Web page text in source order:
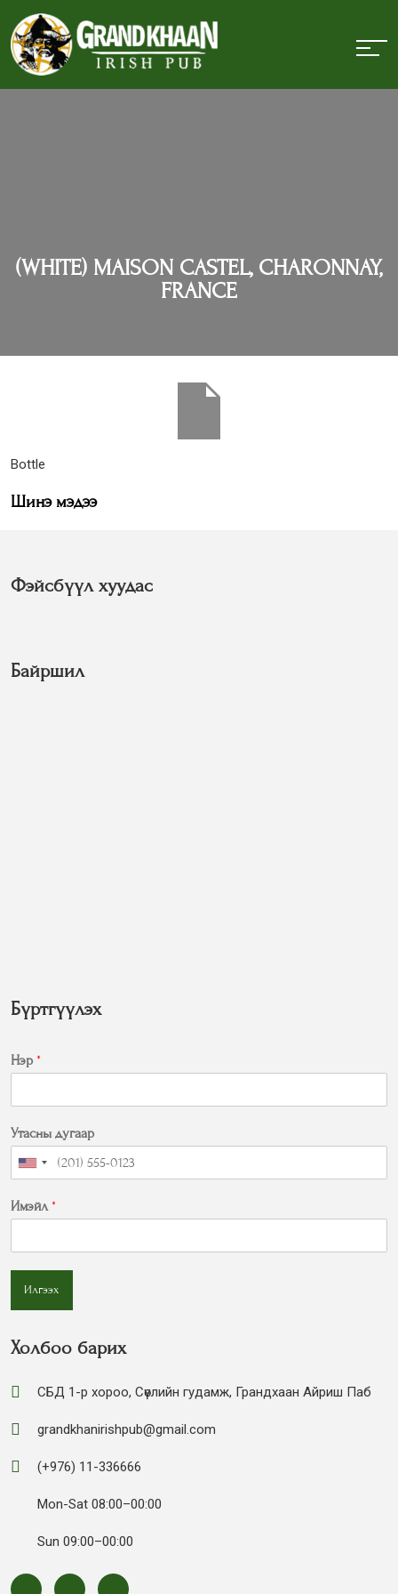
(WHITE) MAISON CASTEL, CHARONNAY,
FRANCE
Bottle
Шинэ мэдээ
Фэйсбүүл хуудас
Байршил
Бүртгүүлэх
Нэр *
Утасны дугаар
Имэйл *
Илгээх
Холбоо барих
СБД 1-р хороо, Сөүлийн гудамж, Грандхаан Айриш Паб
grandkhanirishpub@gmail.com
(+976) 11-336666
Mon-Sat 08:00–00:00
Sun 09:00–00:00